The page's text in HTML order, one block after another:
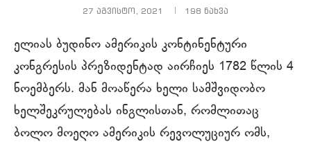
27 აგვისტო, 2021 198 ნახვა
ელიას ბუდინო ამერიკის კონტინენტური
კონგრესის პრეზიდენტად აირჩიეს 1782 წლის 4
ნოემბერს. მან მოაწერა ხელი სამშვიდობო
ხელშეკრულებას ინგლისთან, რომლითაც
ბოლო მოეღო ამერიკის რევოლუციურ ომს,